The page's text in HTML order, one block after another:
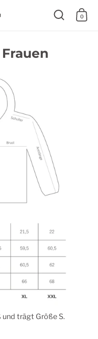
0
trägt Größe S.